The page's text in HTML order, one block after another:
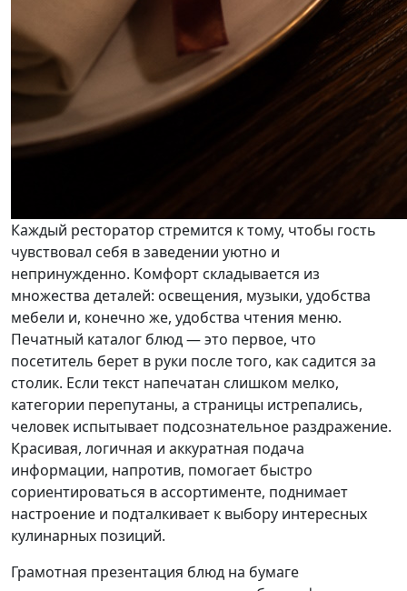
Каждый ресторатор стремится к тому, чтобы гость
чувствовал себя в заведении уютно и
непринужденно. Комфорт складывается из
множества деталей: освещения, музыки, удобства
мебели и, конечно же, удобства чтения меню.
Печатный каталог блюд — это первое, что
посетитель берет в руки после того, как садится за
столик. Если текст напечатан слишком мелко,
категории перепутаны, а страницы истрепались,
человек испытывает подсознательное раздражение.
Красивая, логичная и аккуратная подача
информации, напротив, помогает быстро
сориентироваться в ассортименте, поднимает
настроение и подталкивает к выбору интересных
кулинарных позиций.
Грамотная презентация блюд на бумаге